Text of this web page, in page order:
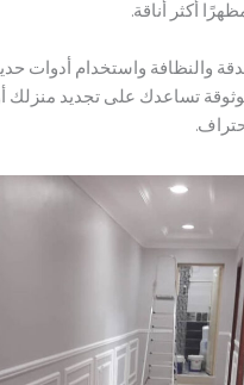
أكثر أناقة.
والنظافة واستخدام أدوات
تساعدك على تجديد منزلك